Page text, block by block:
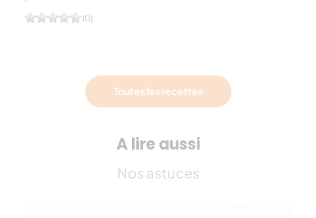
(0)
Toutes les recettes
A lire aussi
Nos astuces